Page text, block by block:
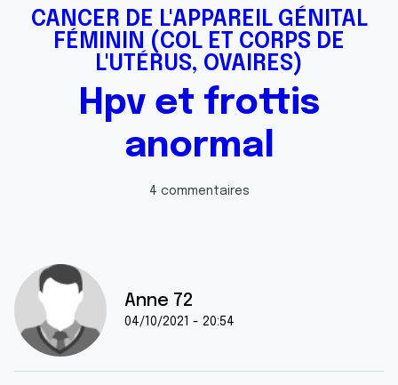
CANCER DE L'APPAREIL GÉNITAL
FÉMININ (COL ET CORPS DE
L'UTÉRUS, OVAIRES)
Hpv et frottis
anormal
4 commentaires
Anne 72
04/10/2021 - 20:54